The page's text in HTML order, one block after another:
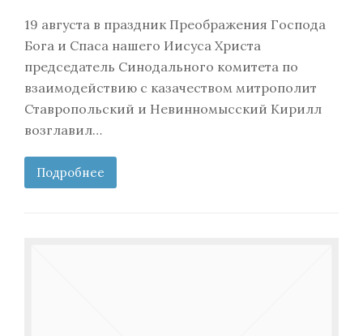
19 августа в праздник Преображения Господа
Бога и Спаса нашего Иисуса Христа
председатель Синодального комитета по
взаимодействию с казачеством митрополит
Ставропольский и Невинномысский Кирилл
возглавил…
Подробнее